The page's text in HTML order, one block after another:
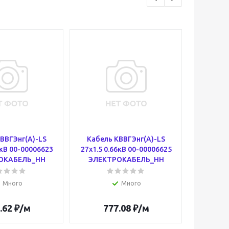
LS
00-00006623
Много
₽/м
Кабель КВВГЭнг(А)-LS
27х1.5 0.66кВ 00-00006625
ЭЛЕКТРОКАБЕЛЬ_НН
Много
777.08₽/м